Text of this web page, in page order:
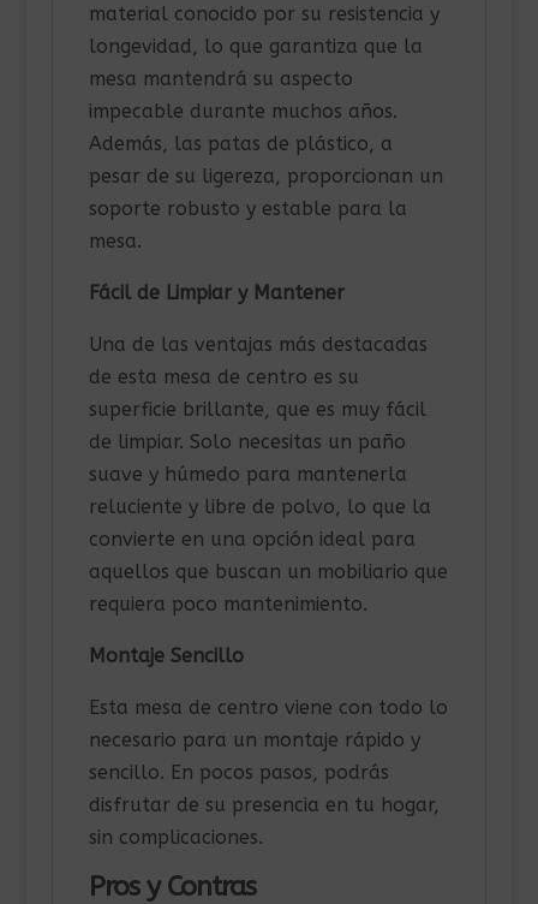
material conocido por su resistencia y
longevidad, lo que garantiza que la
mesa mantendrá su aspecto
impecable durante muchos años.
Además, las patas de plástico, a
pesar de su ligereza, proporcionan un
soporte robusto y estable para la
mesa.
Fácil de Limpiar y Mantener
Una de las ventajas más destacadas
de esta mesa de centro es su
superficie brillante, que es muy fácil
de limpiar. Solo necesitas un paño
suave y húmedo para mantenerla
reluciente y libre de polvo, lo que la
convierte en una opción ideal para
aquellos que buscan un mobiliario que
requiera poco mantenimiento.
Montaje Sencillo
Esta mesa de centro viene con todo lo
necesario para un montaje rápido y
sencillo. En pocos pasos, podrás
disfrutar de su presencia en tu hogar,
sin complicaciones.
Pros y Contras